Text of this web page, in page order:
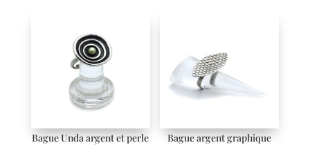
Bague Unda argent et perle Bague argent graphique